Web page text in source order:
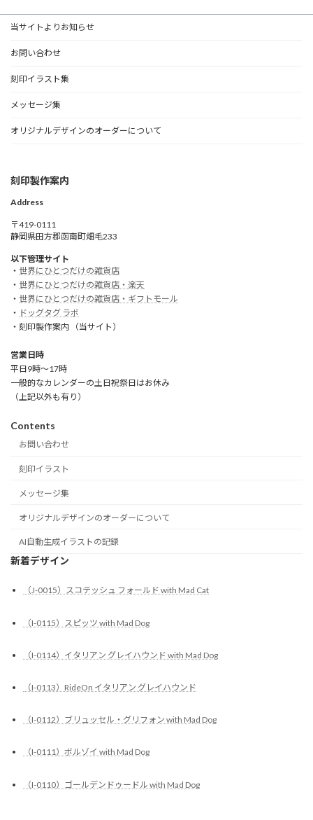
当サイトよりお知らせ
お問い合わせ
刻印イラスト集
メッセージ集
オリジナルデザインのオーダーについて
刻印製作案内
Address
〒419-0111
静岡県田方郡函南町畑毛233
以下管理サイト
・ 世界にひとつだけの雑貨店
・ 世界にひとつだけの雑貨店・楽天
・ 世界にひとつだけの雑貨店・ギフトモール
・ ドッグタグ ラボ
・刻印製作案内 （当サイト）
営業日時
平日9時～17時
一般的なカレンダーの土日祝祭日はお休み
（上記以外も有り）
Contents
お問い合わせ
刻印イラスト
メッセージ集
オリジナルデザインのオーダーについて
AI自動生成イラストの記録
新着デザイン
（J-0015）スコテッシュ フォールド with Mad Cat
（I-0115）スピッツ with Mad Dog
（I-0114）イタリアン グレイハウンド with Mad Dog
（I-0113）RideOn イタリアン グレイハウンド
（I-0112）ブリュッセル・グリフォン with Mad Dog
（I-0111）ボルゾイ with Mad Dog
（I-0110）ゴールデンドゥードル with Mad Dog